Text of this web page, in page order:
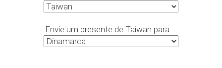
Envie um presente de Taiwan para ...